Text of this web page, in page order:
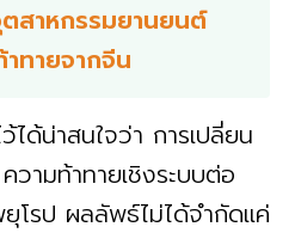
สาหกรรมยานยนต์
ทายจากจีน
ด้น่าสนใจว่า การเปลี่ยน
ามท้าทายเชิงระบบต่อ
โรป ผลลัพธ์ไม่ได้จำกัดแค่